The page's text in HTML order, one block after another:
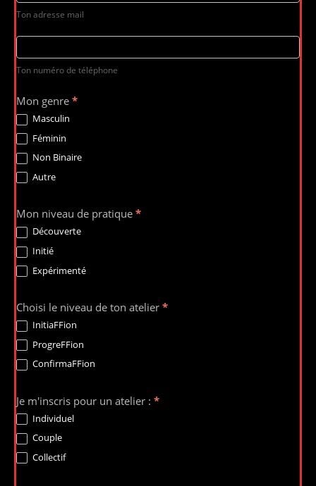
Ton adresse mail
Ton numéro de téléphone
Mon genre *
Masculin
Féminin
Non Binaire
Autre
Mon niveau de pratique *
Découverte
Initié
Expérimenté
Choisi le niveau de ton atelier *
InitiaFFion
ProgreFFion
ConfirmaFFion
Je m'inscris pour un atelier : *
Individuel
Couple
Collectif